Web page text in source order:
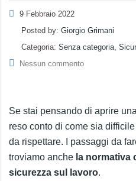
9 Febbraio 2022
Posted by: Giorgio Grimani
Categoria: Senza categoria,
Nessun commento
Se stai pensando di aprire
reso conto di come sia
da rispettare. I passaggi da
troviamo anche la normativa
sicurezza sul lavoro.